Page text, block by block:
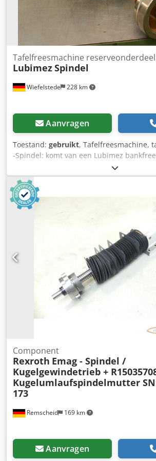
Wiefelstede 228 km
Tafelfreesmachine reserveonderdeel
LubimezSpindel
Aanvragen
Toestand: gebruikt, Tafelfreesmachine,
-Spindel: komt van een Lubimez
Tafelfreesmachine: met stijve spindel
Ac Tsa -Maten: 800/800/H400 mm -
Remscheid 169 km
Component
Rexroth Emag - Spindel /
Kugelgewindetrieb +
Kugelumlaufspindelmutter
173
Aanvragen